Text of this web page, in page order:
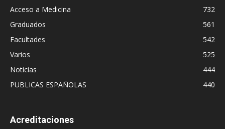
Acceso a Medicina
732
Graduados
561
Facultades
542
Varios
525
Noticias
444
PUBLICAS ESPAÑOLAS
440
Acreditaciones